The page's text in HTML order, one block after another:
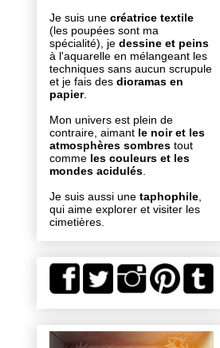
Je suis une créatrice textile
(les poupées sont ma
spécialité), je dessine et peins
à l'aquarelle en mélangeant les
techniques sans aucun scrupule
et je fais des dioramas en
papier.
Mon univers est plein de
contraire, aimant le noir et les
atmosphères sombres tout
comme les couleurs et les
mondes acidulés
Je suis aussi une taphophile
qui aime explorer et visiter les
cimetières.